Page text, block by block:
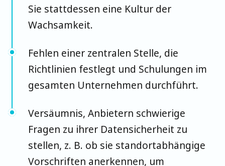
Sie stattdessen eine Kultur der
Wachsamkeit.
Fehlen einer zentralen Stelle, die
Richtlinien festlegt und Schulungen im
gesamten Unternehmen durchführt.
Versäumnis, Anbietern schwierige
Fragen zu ihrer Datensicherheit zu
stellen, z. B. ob sie standortabhängige
Vorschriften anerkennen, um